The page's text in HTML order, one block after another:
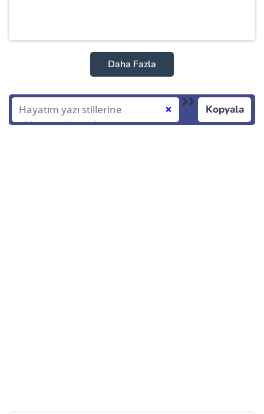
Daha Fazla
❌ Kopyala